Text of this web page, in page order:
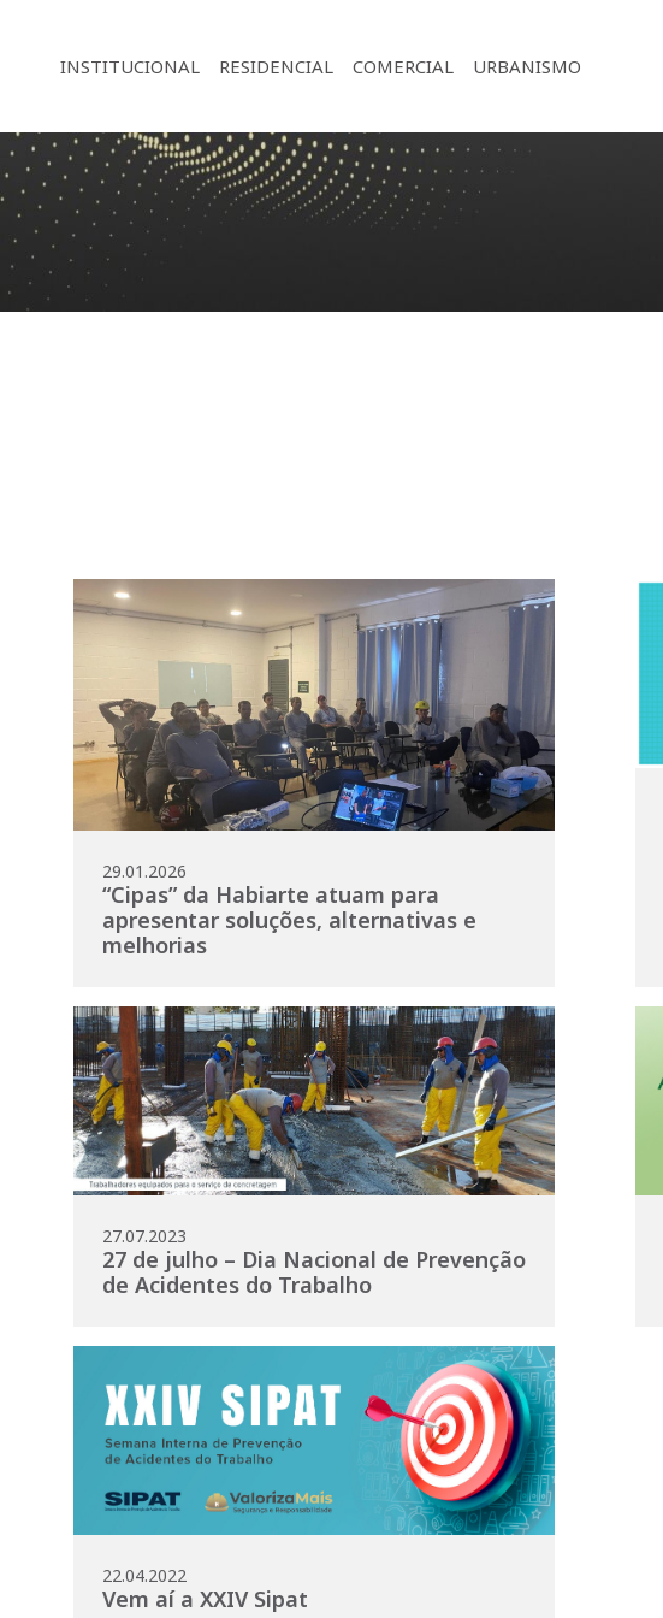
INSTITUCIONAL RESIDENCIAL COMERCIAL URBANISMO
29.01.2026
“Cipas” da Habiarte atuam para
apresentar soluções, alternativas e
melhorias
27.07.2023
27 de julho – Dia Nacional de Prevenção
de Acidentes do Trabalho
22.04.2022
Vem aí a XXIV Sipat